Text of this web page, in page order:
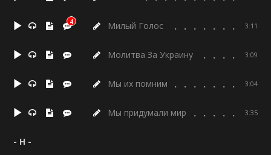
4 Милый Голос 3:11
Молитва За Украину 3:09
Мы их помним 3:04
Мы придумали мир 3:35
- Н -